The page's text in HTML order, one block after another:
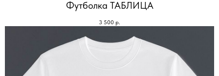
Футболка ТАБЛИЦА
3 500 р.